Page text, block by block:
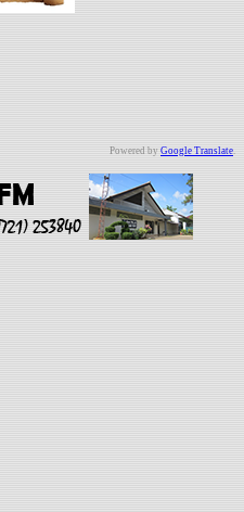
Powered by Google Translate